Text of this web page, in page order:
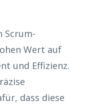
Scrum-
Wert auf
und Effizienz.
dass diese